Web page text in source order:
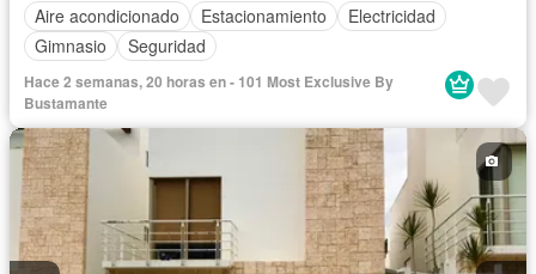
Aire acondicionado
Estacionamiento
Electricidad
Gimnasio
Seguridad
Hace 2 semanas, 20 horas en - 101 Most Exclusive By
Bustamante